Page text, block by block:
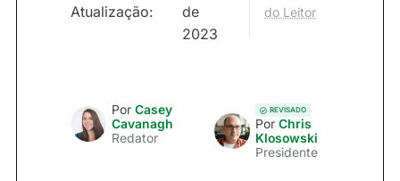
Atualização:
de
2023
do Leitor
Por Casey
Cavanagh
Redator
REVISADO
Por Chris
Klosowski
Presidente